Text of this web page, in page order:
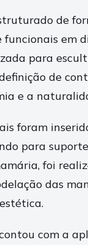
de
funcionais em
para
de
e a
foram
para
foi
das
com a